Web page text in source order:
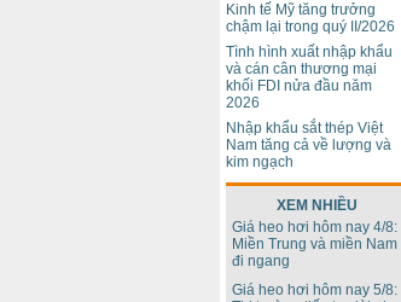
Kinh tế Mỹ tăng trưởng
chậm lại trong quý II/2026
Tình hình xuất nhập khẩu
và cán cân thương mại
khối FDI nửa đầu năm
2026
Nhập khẩu sắt thép Việt
Nam tăng cả về lượng và
kim ngạch
XEM NHIỀU
Giá heo hơi hôm nay 4/8:
Miền Trung và miền Nam
đi ngang
Giá heo hơi hôm nay 5/8: